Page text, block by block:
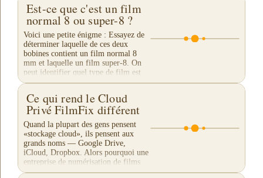
Est-ce que c'est un film
normal 8 ou super-8 ?
Voici une petite énigme : Essayez de
déterminer laquelle de ces deux
bobines contient un film normal 8
mm et laquelle un film super-8. On
peut identifier quel type de film est
enroulé sur...
Ce qui rend le Cloud
Privé FilmFix différent
Quand la plupart des gens pensent
«stockage cloud», ils pensent aux
grands noms — Google Drive,
iCloud, Dropbox. Alors pourquoi une
entreprise de numérisation de films
proposerait-elle son...